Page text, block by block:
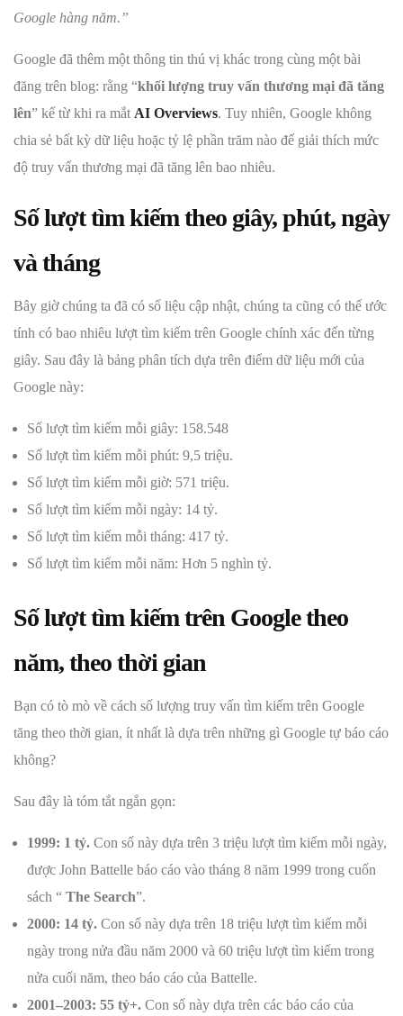
Google hàng năm.”
Google đã thêm một thông tin thú vị khác trong cùng một bài
đăng trên blog: rằng “khối lượng truy vấn thương mại đã tăng
lên” kể từ khi ra mắt AI Overviews. Tuy nhiên, Google không
chia sẻ bất kỳ dữ liệu hoặc tỷ lệ phần trăm nào để giải thích mức
độ truy vấn thương mại đã tăng lên bao nhiêu.
Số lượt tìm kiếm theo giây, phút, ngày
và tháng
Bây giờ chúng ta đã có số liệu cập nhật, chúng ta cũng có thể ước
tính có bao nhiêu lượt tìm kiếm trên Google chính xác đến từng
giây. Sau đây là bảng phân tích dựa trên điểm dữ liệu mới của
Google này:
Số lượt tìm kiếm mỗi giây: 158.548
Số lượt tìm kiếm mỗi phút: 9,5 triệu.
Số lượt tìm kiếm mỗi giờ: 571 triệu.
Số lượt tìm kiếm mỗi ngày: 14 tỷ.
Số lượt tìm kiếm mỗi tháng: 417 tỷ.
Số lượt tìm kiếm mỗi năm: Hơn 5 nghìn tỷ.
Số lượt tìm kiếm trên Google theo
năm, theo thời gian
Bạn có tò mò về cách số lượng truy vấn tìm kiếm trên Google
tăng theo thời gian, ít nhất là dựa trên những gì Google tự báo cáo
không?
Sau đây là tóm tắt ngắn gọn:
1999: 1 tỷ. Con số này dựa trên 3 triệu lượt tìm kiếm mỗi ngày,
được John Battelle báo cáo vào tháng 8 năm 1999 trong cuốn
sách “ The Search”.
2000: 14 tỷ. Con số này dựa trên 18 triệu lượt tìm kiếm mỗi
ngày trong nửa đầu năm 2000 và 60 triệu lượt tìm kiếm trong
nửa cuối năm, theo báo cáo của Battelle.
2001–2003: 55 tỷ+. Con số này dựa trên các báo cáo của